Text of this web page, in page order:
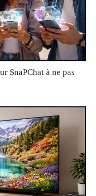
SnaPChat à ne pas